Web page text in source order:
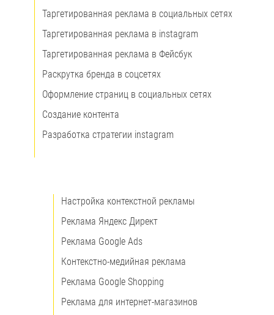
Таргетированная реклама в социальных сетях
Таргетированная реклама в instagram
Таргетированная реклама в Фейсбук
Раскрутка бренда в соцсетях
Оформление страниц в социальных сетях
Создание контента
Разработка стратегии instagram
Настройка контекстной рекламы
Реклама Яндекс Директ
Реклама Google Ads
Контекстно-медийная реклама
Реклама Google Shopping
Реклама для интернет-магазинов